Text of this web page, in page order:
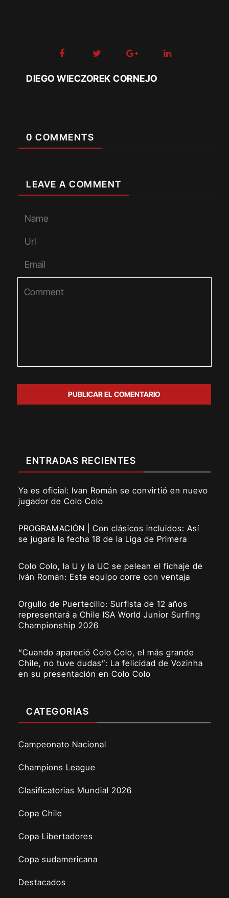
DIEGO WIECZOREK CORNEJO
0 COMMENTS
LEAVE A COMMENT
ENTRADAS RECIENTES
Ya es oficial: Ivan Román se convirtió en nuevo
jugador de Colo Colo
PROGRAMACIÓN | Con clásicos incluidos: Así
se jugará la fecha 18 de la Liga de Primera
Colo Colo, la U y la UC se pelean el fichaje de
Iván Román: Este equipo corre con ventaja
Orgullo de Puertecillo: Surfista de 12 años
representará a Chile ISA World Junior Surfing
Championship 2026
“Cuando apareció Colo Colo, el más grande
Chile, no tuve dudas”: La felicidad de Vozinha
en su presentación en Colo Colo
CATEGORÍAS
Campeonato Nacional
Champions League
Clasificatorias Mundial 2026
Copa Chile
Copa Libertadores
Copa sudamericana
Destacados